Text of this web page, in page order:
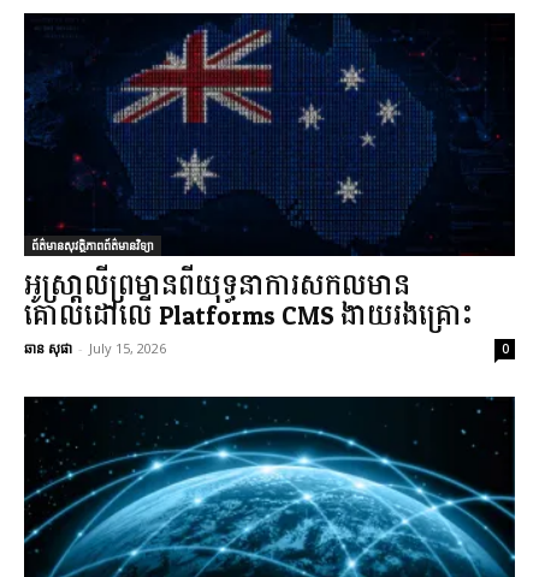
ព័ត៌មានសុវត្ថិភាពព័ត៌មានវិទ្យា
អូស្រា្តលីព្រមានពីយុទ្ធនាការសកលមាន
គោលដៅលើ Platforms CMS ងាយរងគ្រោះ
ឆាន សុផា - July 15, 2026 0